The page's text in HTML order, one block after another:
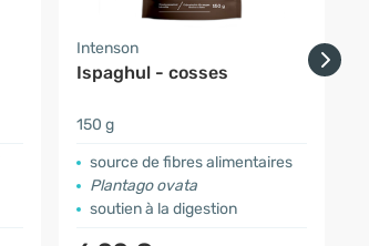
Intenson
Ispaghul - cosses
150 g
source de fibres alimentaires
Plantago ovata
soutien à la digestion